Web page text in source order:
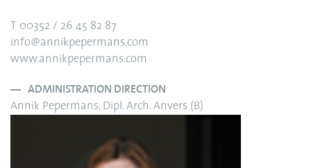
T 00352 / 26 45 82 87
info@annikpepermans.com
www.annikpepermans.com
ADMINISTRATION DIRECTION
Annik Pepermans, Dipl. Arch. Anvers (B)